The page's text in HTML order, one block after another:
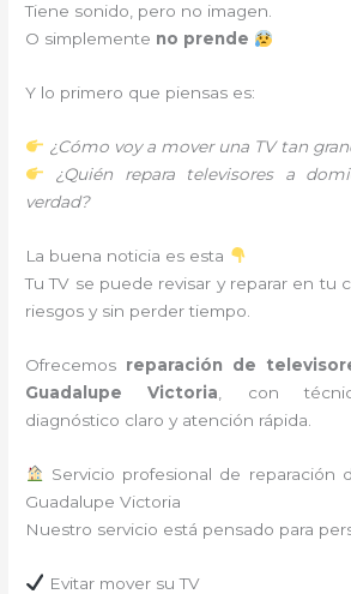
Tiene sonido, pero no imagen.
O simplemente no prende
Y lo primero que piensas es:
¿Cómo voy a mover una TV tan
¿Quién repara televisores a
verdad?
La buena noticia es esta
Tu TV se puede revisar y reparar en tu
riesgos y sin perder tiempo.
Ofrecemos reparación de
Guadalupe Victoria , con
diagnóstico claro y atención rápida.
Servicio profesional de reparación
Guadalupe Victoria
Nuestro servicio está pensado para
Evitar mover su TV